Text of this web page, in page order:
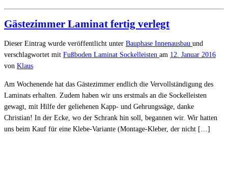
Gästezimmer Laminat fertig verlegt
Dieser Eintrag wurde veröffentlicht unter Bauphase Innenausbau und
verschlagwortet mit Fußboden Laminat Sockelleisten am 12. Januar 2016
von Klaus
Am Wochenende hat das Gästezimmer endlich die Vervollständigung des
Laminats erhalten. Zudem haben wir uns erstmals an die Sockelleisten
gewagt, mit Hilfe der geliehenen Kapp- und Gehrungssäge, danke
Christian! In der Ecke, wo der Schrank hin soll, begannen wir. Wir hatten
uns beim Kauf für eine Klebe-Variante (Montage-Kleber, der nicht […]